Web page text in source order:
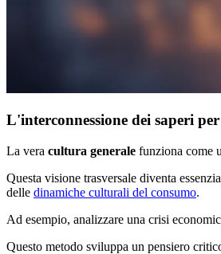
L'interconnessione dei saperi
La vera cultura generale funziona come
Questa visione trasversale diventa
delle dinamiche culturali del consumo.
Ad esempio, analizzare una crisi
Questo metodo sviluppa un pensiero